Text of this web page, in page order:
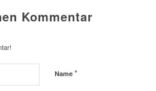
Kommentar
Name *